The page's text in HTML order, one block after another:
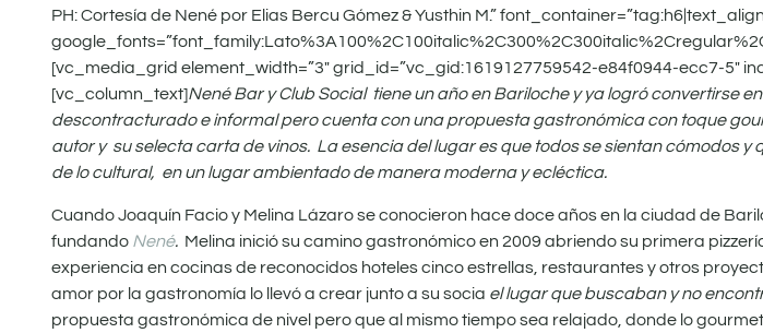
PH: Cortesía de Nené por Elias Bercu Gómez & Yusthin M.”
[vc_media_grid element_width=”3″ grid_id=”vc_gid:1619127759542-e84f0944-ecc7-5″
[vc_column_text]Nené Bar y Club Social tiene un año en Bariloche y ya logró convertirse
descontracturado e informal pero cuenta con una propuesta gastronómica con toque
autor y su selecta carta de vinos. La esencia del lugar es que todos se sientan cómodos
de lo cultural, en un lugar ambientado de manera moderna y ecléctica.
Cuando Joaquín Facio y Melina Lázaro se conocieron hace doce años en la ciudad de
fundando Nené. Melina inició su camino gastronómico en 2009 abriendo su primera
experiencia en cocinas de reconocidos hoteles cinco estrellas, restaurantes y otros
amor por la gastronomía lo llevó a crear junto a su socia el lugar que buscaban y no
propuesta gastronómica de nivel pero que al mismo tiempo sea relajado, donde lo